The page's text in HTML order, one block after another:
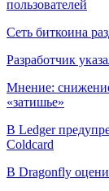
пользователей
Сеть биткоина
Разработчик
Мнение:
«затишье»
В Ledger
Coldcard
В Dragonfly